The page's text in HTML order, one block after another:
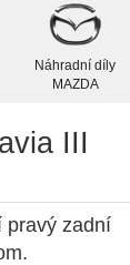
Náhradní díly
MAZDA
III
pravý zadní